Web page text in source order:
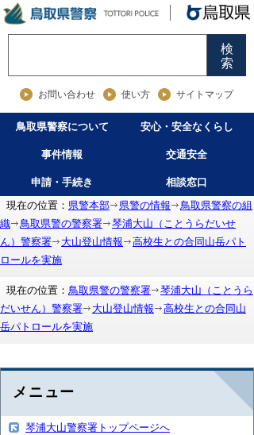
検
索
お問い合わせ 使い方 サイトマップ
鳥取県警察について 安心・安全なくらし
事件情報 交通安全
申請・手続き
相談窓口
現在の位置： 県警本部 県警の情報
鳥取県警察の組
織
鳥取県警の警察署
琴浦大山（ことうらだいせ
ん）警察署
大山登山情報
高校生との合同山岳パト
ロールを実施
現在の位置： 鳥取県警の警察署
琴浦大山（ことうら
だいせん）警察署
大山登山情報
高校生との合同山
岳パトロールを実施
メニュー
琴浦大山警察署トップページへ